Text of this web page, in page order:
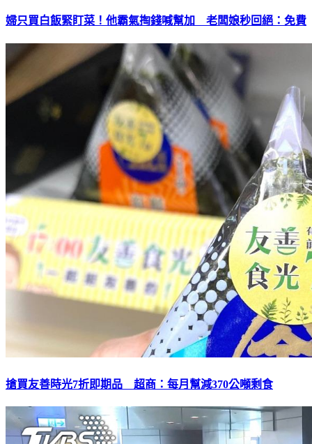
婦只買白飯緊盯菜！他霸氣掏錢喊幫加 老闆娘秒回絕：免費
搶買友善時光7折即期品 超商：每月幫減370公噸剩食